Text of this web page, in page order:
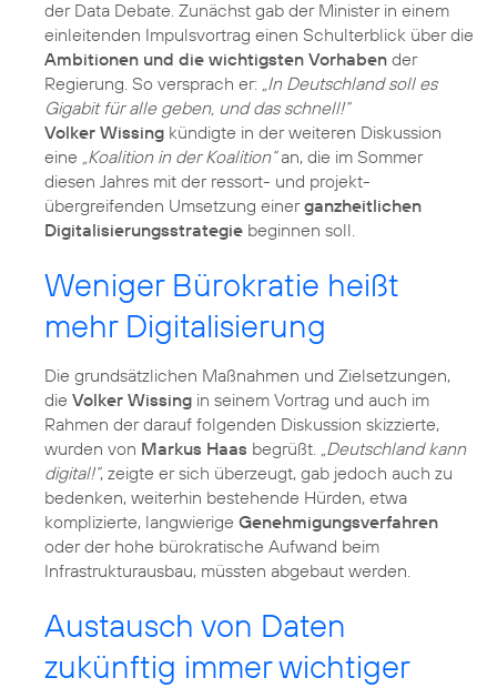
der Data Debate. Zunächst gab der Minister in einem
einleitenden Impulsvortrag einen Schulterblick über die
Ambitionen und die wichtigsten Vorhaben der
Regierung. So versprach er: „In Deutschland soll es
Gigabit für alle geben, und das schnell!“
Volker Wissing kündigte in der weiteren Diskussion
eine „Koalition in der Koalition“an, die im Sommer
diesen Jahres mit der ressort- und projekt­
übergreifenden Umsetzung einerganzheitlichen
Digitalisierungsstrategie beginnen soll.
Weniger Bürokratie heißt
mehr Digitalisierung
Die grundsätzlichen Maßnahmen und Zielsetzungen,
die Volker Wissing in seinem Vortrag und auch im
Rahmen der darauf folgenden Diskussion skizzierte,
wurden von Markus Haas begrüßt.
„Deutschland kann
digital!“, zeigte er sich überzeugt, gab jedoch auch zu
bedenken, weiterhin bestehende Hürden, etwa
komplizierte, langwierige Genehmigungsverfahren
oder der hohe bürokratische Aufwand beim
Infrastrukturausbau, müssten abgebaut werden.
Austausch von Daten
zukünftig immer wichtiger